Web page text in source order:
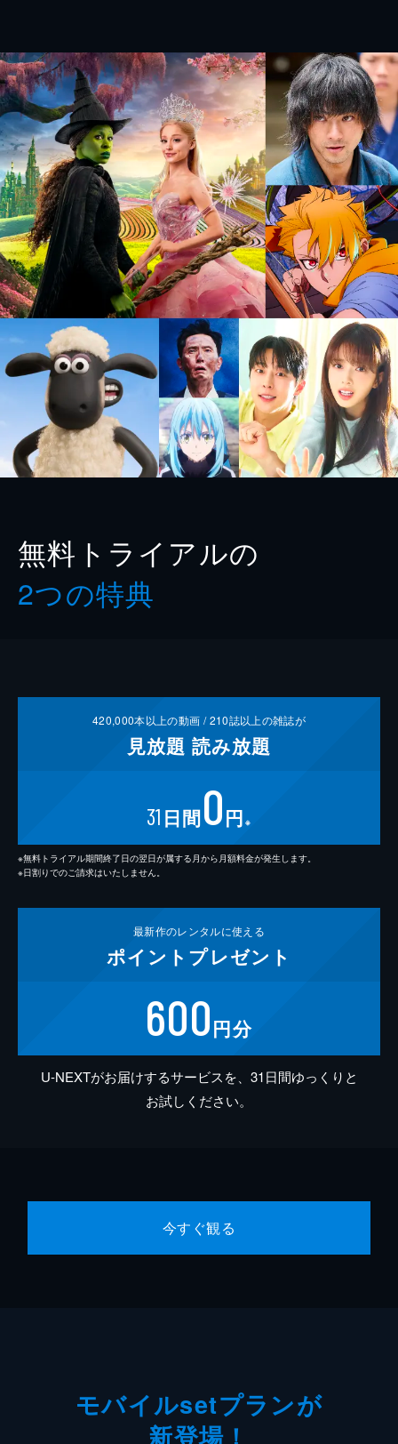
無料トライアルの
2つの特典
420,000本以上の動画 /210誌以上の雑誌が
見放題 読み放題
31 日間0円 ※
※無料トライアル期間終了日の翌日が属する月から月額料金が発生します。
※日割りでのご請求はいたしません。
最新作のレンタルに使える
ポイント プレゼント
600円分
U-NEXTがお届けするサービスを、31日間ゆっくりと
お試しください。
今すぐ観る
モバイルsetプランが
新登場！